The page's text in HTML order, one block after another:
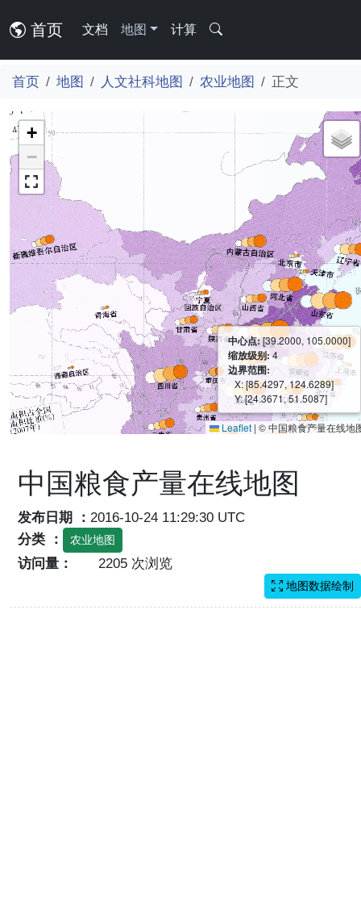
首页 文档 地图 计算
首页 地图 人文社科地图 农业地图 正文
+
−
中心点:[39.2000, 105.0000]
缩放级别:4
边界范围:
X: [85.4297, 124.6289]
Y: [24.3671, 51.5087]
Leaflet | © 中国粮食产量在线地
中国粮食产量在线地图
发布日期 ： 2016-10-24 11:29:30 UTC
分类 ：
农业地图
访问量： 2205 次浏览
地图数据绘制